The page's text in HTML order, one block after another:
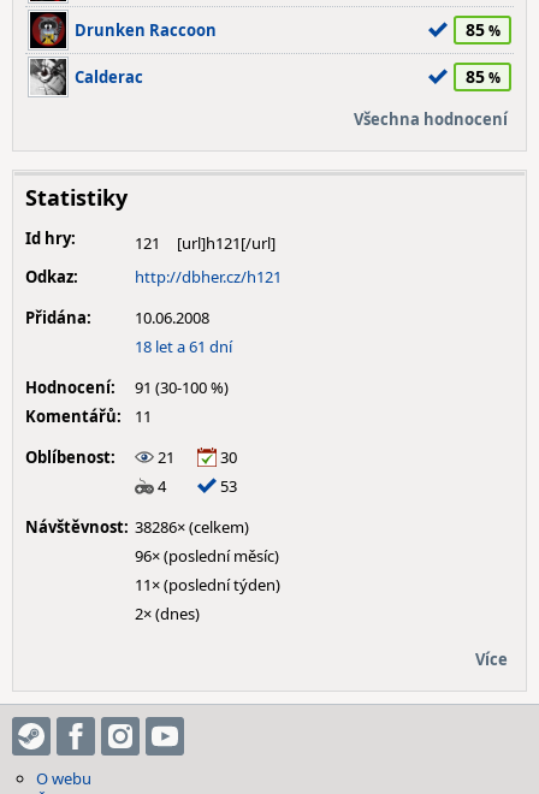
Drunken Raccoon 85
Calderac 85
Všechna hodnocení
Statistiky
Id hry:
121
Odkaz:
http://dbher.cz/h121
Přidána:
10.06.2008
18 let a 61 dní
Hodnocení:
91 (30-100 %)
Komentářů:
11
Oblíbenost:
21
30
4
53
Návštěvnost: 38286× (celkem)
96× (poslední měsíc)
11× (poslední týden)
2× (dnes)
Více
O webu